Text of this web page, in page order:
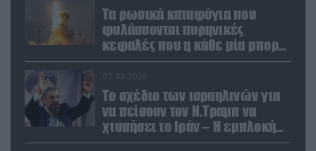
Τα ρωσικά καταφύγια που
φυλάσσονται πυρηνικές
κεφαλές που η κάθε μία μπορεί
να καταστρέψει «μία
Το σχέδιο των ισραηλινών για
να πείσουν τον Ν.Τραμπ να
χτυπήσει το Ιράν – Η εμπλοκή
του Μ.Αχμαντινετζάντ